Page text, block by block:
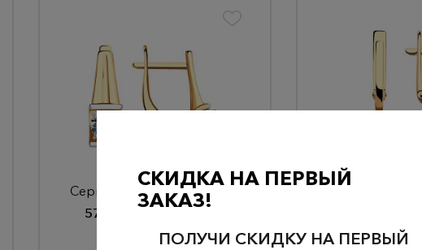
Серьги из золота 81020548
57 456 руб.
Серьги из
СКИДКА НА ПЕРВЫЙ
ЗАКАЗ!
ПОЛУЧИ СКИДКУ НА ПЕРВЫЙ